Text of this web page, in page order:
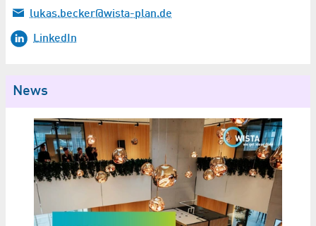
lukas.becker@wista-plan.de
LinkedIn
News